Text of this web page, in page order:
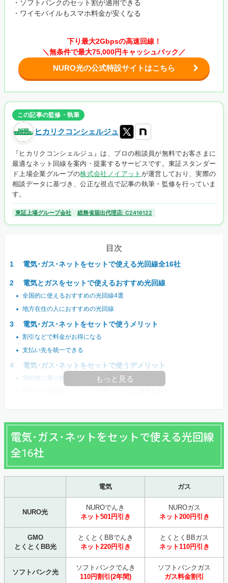
・ソフトバンクのセット割が適用できる
・ワイモバイルもスマホ料金が安くなる
下り最大2Gbpsの高速回線！
＼無条件で最大75,000円キャッシュバック／
NURO光の公式特設サイトはこちら
この記事の監修・執筆
ヒカリクコンシェルジュ
『ヒカリクコンシェルジュ』は、プロの相談員が無料でお客さまに
最適なネット回線を案内・提案するサービスです。東証スタンダー
ド上場企業グループの株式会社ノイアット が運営しており、実際の
相談データに基づき、公正な視点で記事の執筆・監修を行っていま
す。
東証上場グループ会社 総務省届出代理店: C2416122
目次
電気･ガス･ネットをセットで使える光回線全16社
電気とガスをセットで使えるおすすめ光回線
全国的に使えるおすすめの光回線4選
地方在住の人におすすめの光回線
電気･ガス･ネットをセットで使うメリット
割引などで料金がお得になる
支払い先を統一できる
電気･ガス･ネットをセットで使うデメリット
契約後に乗り換えづらくなるもっと見る
電気･ガス･ネットをセットで使える光回線
全16社
電気 ガス
NURO光
NUROでんき
ネット501円引き
NUROガス
ネット200円引き
GMO
とくとくBB光
とくとくBBでんき
ネット220円引き
とくとくBBガス
ネット110円引き
ソフトバンク光
ソフトバンクでんき
110円割引(2年間)
ソフトバンクガス
ガス料金割引